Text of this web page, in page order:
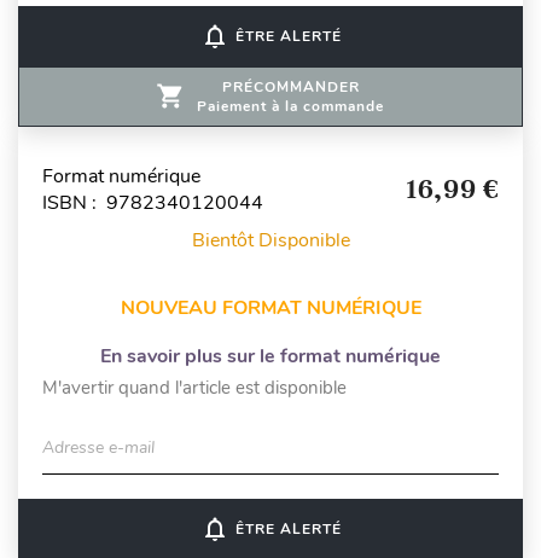
notifications_none ÊTRE ALERTÉ
PRÉCOMMANDER
Paiement à la commande
Format numérique
ISBN : 9782340120044
16,99 €
Bientôt Disponible
NOUVEAU FORMAT NUMÉRIQUE
En savoir plus sur le format numérique
M'avertir quand l'article est disponible
Adresse e-mail
notifications_none ÊTRE ALERTÉ